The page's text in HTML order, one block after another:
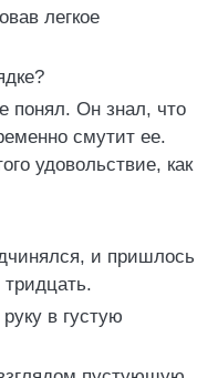
легкое
понял. Он знал, что
смутит ее.
удовольствие, как
и пришлось
в густую